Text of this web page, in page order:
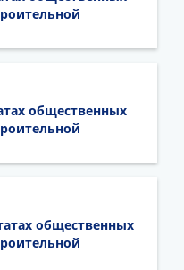
общественных
общественных